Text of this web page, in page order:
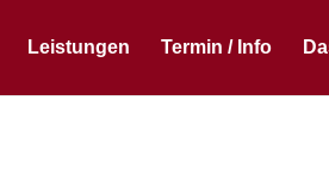
Leistungen Termin / Info